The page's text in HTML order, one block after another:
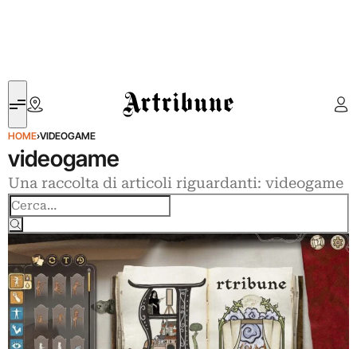
Artribune
HOME›VIDEOGAME
videogame
Una raccolta di articoli riguardanti: videogame
Cerca